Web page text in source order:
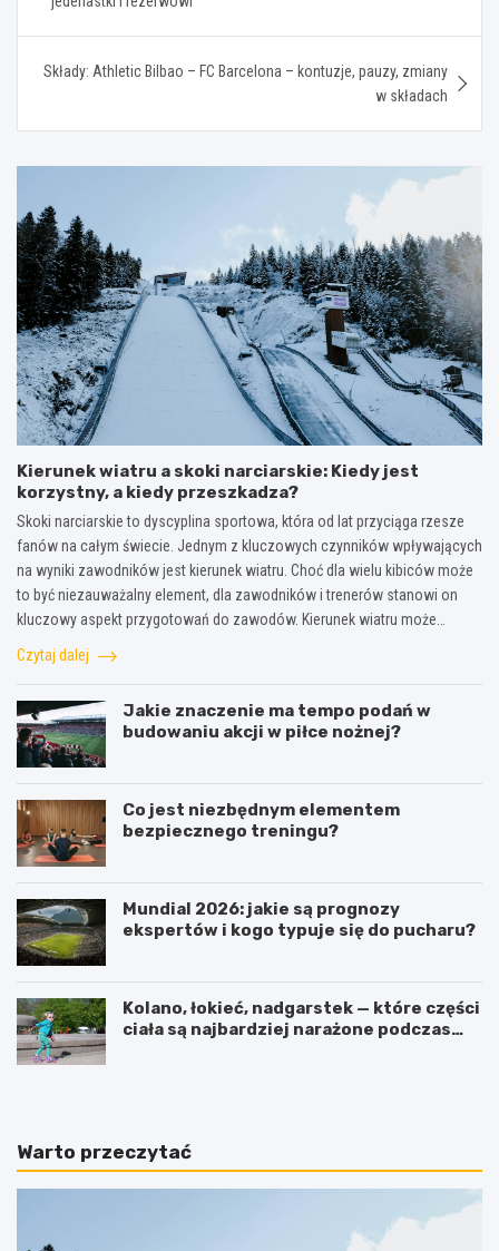
Składy: Athletic Bilbao – FC Barcelona – kontuzje, pauzy, zmiany
w składach
Kierunek wiatru a skoki narciarskie: Kiedy jest
korzystny, a kiedy przeszkadza?
Skoki narciarskie to dyscyplina sportowa, która od lat przyciąga rzesze
fanów na całym świecie. Jednym z kluczowych czynników wpływających
na wyniki zawodników jest kierunek wiatru. Choć dla wielu kibiców może
to być niezauważalny element, dla zawodników i trenerów stanowi on
kluczowy aspekt przygotowań do zawodów. Kierunek wiatru może…
Czytaj dalej
Jakie znaczenie ma tempo podań w
budowaniu akcji w piłce nożnej?
Co jest niezbędnym elementem
bezpiecznego treningu?
Mundial 2026: jakie są prognozy
ekspertów i kogo typuje się do pucharu?
Kolano, łokieć, nadgarstek — które części
ciała są najbardziej narażone podczas
Warto przeczytać